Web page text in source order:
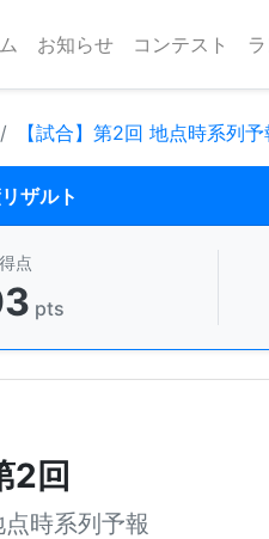
お知らせ コンテスト
【試合】第2回 地点時系列予
ザルト
点
pts
2回
点時系列予報